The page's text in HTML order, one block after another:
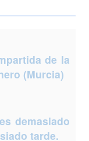
de la
(Murcia)
demasiado
tarde.